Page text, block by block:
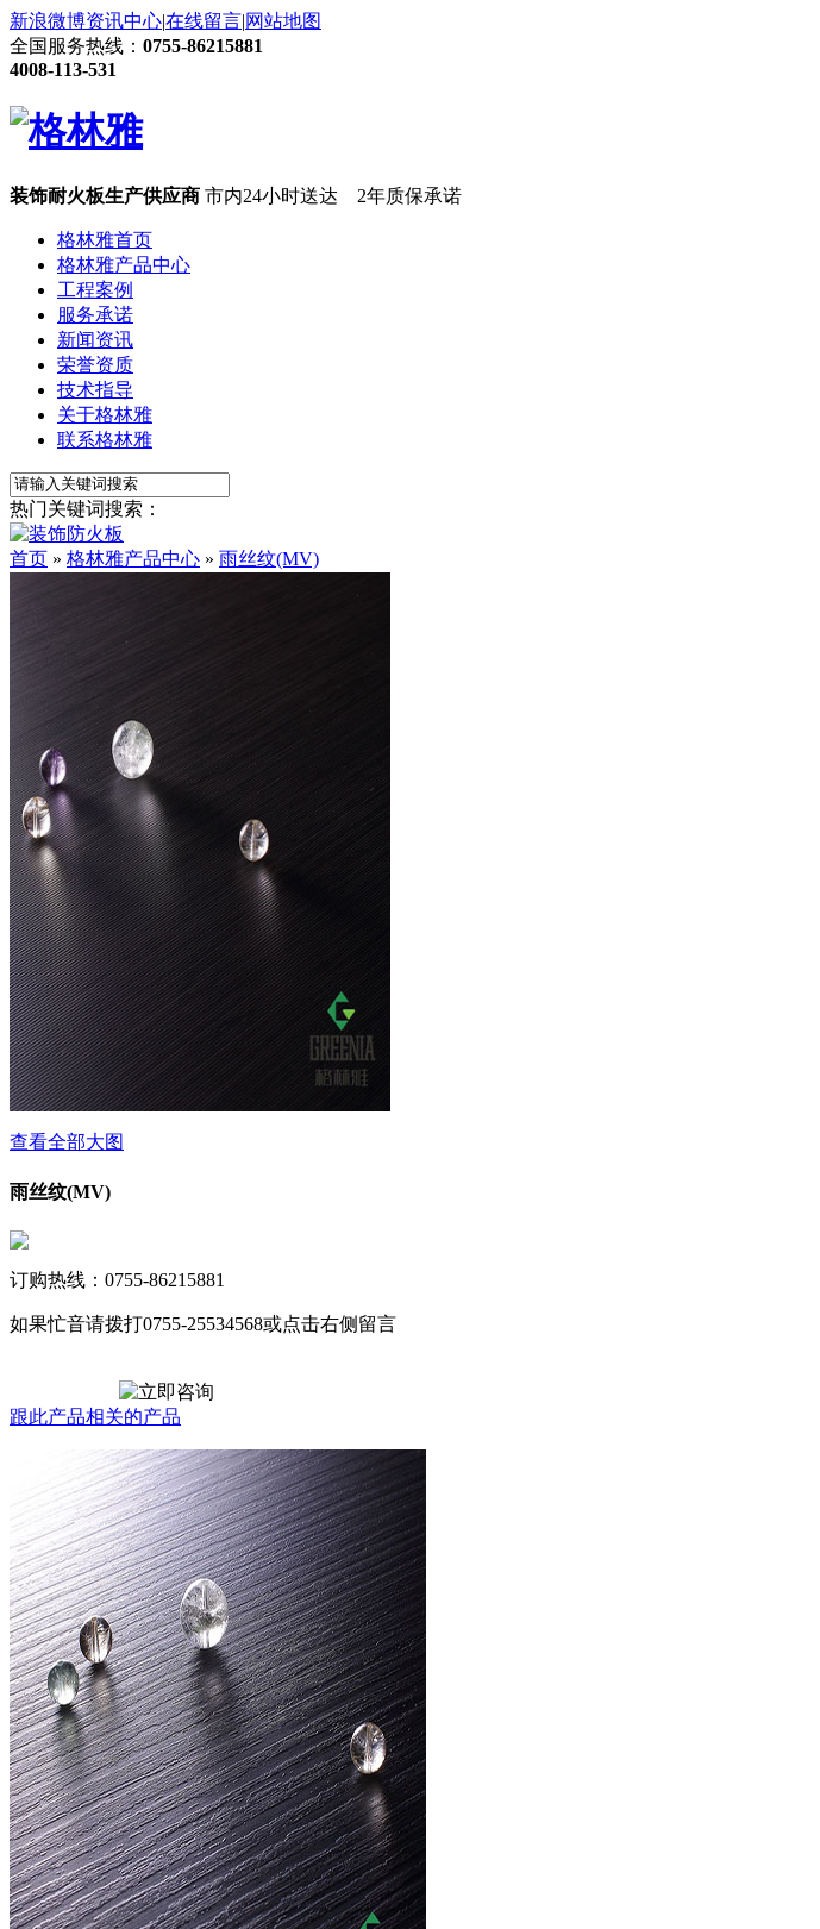
新浪微博资讯中心|在线留言|网站地图
全国服务热线： 0755-86215881
4008-113-531
装饰耐火板生产供应商 市内24小时送达 2年质保承诺
格林雅首页
格林雅产品中心
工程案例
服务承诺
新闻资讯
荣誉资质
技术指导
关于格林雅
联系格林雅
热门关键词搜索：
首页 » 格林雅产品中心 » 雨丝纹(MV)
查看全部大图
雨丝纹(MV)
订购热线：0755-86215881
如果忙音请拨打0755-25534568或点击右侧留言
跟此产品相关的产品